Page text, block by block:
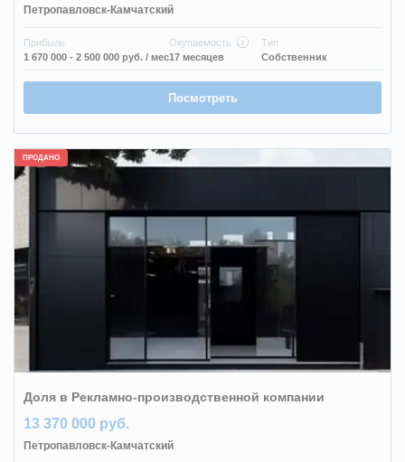
Петропавловск-Камчатский
Прибыль
1 670 000 - 2 500 000 руб. / мес
Окупаемость
17 месяцев
Тип
Собственник
Посмотреть
ПРОДАНО
Доля в Рекламно-производственной компании
13 370 000 руб.
Петропавловск-Камчатский